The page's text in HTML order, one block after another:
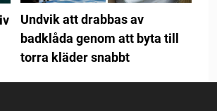
Undvik att drabbas av
badklåda genom att byta till
torra kläder snabbt